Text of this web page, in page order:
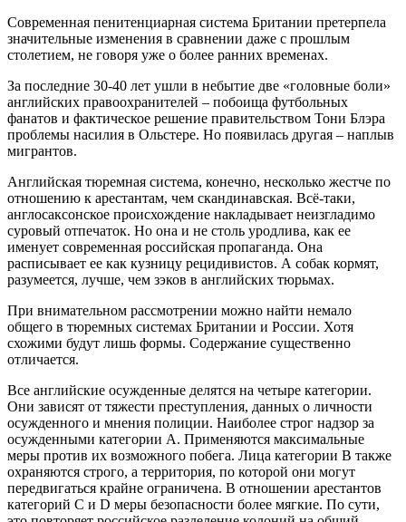
Современная пенитенциарная система Британии претерпела
значительные изменения в сравнении даже с прошлым
столетием, не говоря уже о более ранних временах.
За последние 30-40 лет ушли в небытие две «головные боли»
английских правоохранителей – побоища футбольных
фанатов и фактическое решение правительством Тони Блэра
проблемы насилия в Ольстере. Но появилась другая – наплыв
мигрантов.
Английская тюремная система, конечно, несколько жестче по
отношению к арестантам, чем скандинавская. Всё-таки,
англосаксонское происхождение накладывает неизгладимо
суровый отпечаток. Но она и не столь уродлива, как ее
именует современная российская пропаганда. Она
расписывает ее как кузницу рецидивистов. А собак кормят,
разумеется, лучше, чем зэков в английских тюрьмах.
При внимательном рассмотрении можно найти немало
общего в тюремных системах Британии и России. Хотя
схожими будут лишь формы. Содержание существенно
отличается.
Все английские осужденные делятся на четыре категории.
Они зависят от тяжести преступления, данных о личности
осужденного и мнения полиции. Наиболее строг надзор за
осужденными категории А. Применяются максимальные
меры против их возможного побега. Лица категории В также
охраняются строго, а территория, по которой они могут
передвигаться крайне ограничена. В отношении арестантов
категорий С и D меры безопасности более мягкие. По сути,